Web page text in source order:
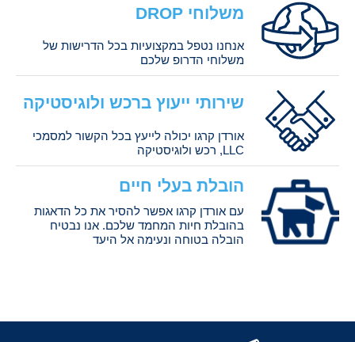
משלוחי DROP
אנחנו נטפל במקצועיות בכל הדרישות של
משלוחי הדרופ שלכם
שירותי ייעוץ ברכש ולוגיסטיקה
אורדן קרגו יכולה לייעץ בכל הקשור למסמכי
LLC, רכש ולוגיסטיקה
הובלת בעלי חיים
עם אורדן קרגו אפשר להסיר את כל הדאגות
בהובלת חיות המחמד שלכם. אנו נבטיח
הובלה בטוחה ונעימה אל היעד